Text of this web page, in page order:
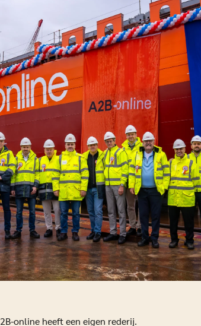
online heeft een eigen rederij.